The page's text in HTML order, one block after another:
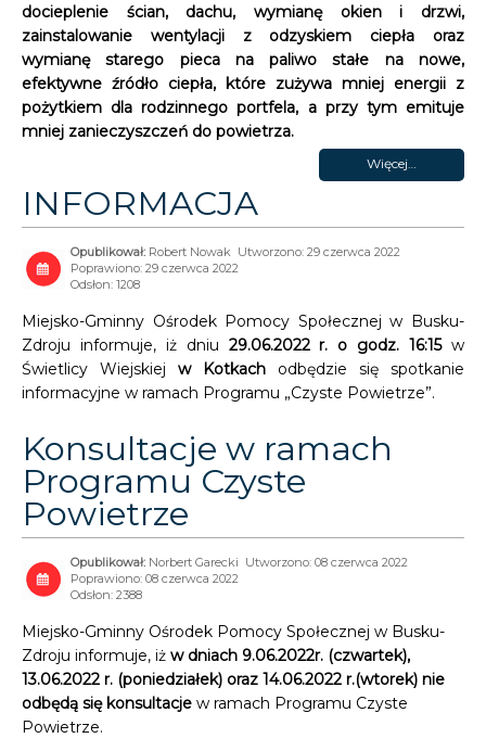
docieplenie ścian, dachu, wymianę okien i drzwi,
zainstalowanie wentylacji z odzyskiem ciepła oraz
wymianę starego pieca na paliwo stałe na nowe,
efektywne źródło ciepła, które zużywa mniej energii z
pożytkiem dla rodzinnego portfela, a przy tym emituje
mniej zanieczyszczeń do powietrza.
Więcej…
INFORMACJA
Robert Nowak Utworzono: 29 czerwca 2022
Poprawiono: 29 czerwca 2022
Odsłon: 1208
Miejsko-Gminny Ośrodek Pomocy Społecznej w Busku-
Zdroju informuje, iż dniu 29.06.2022 r. o godz. 16:15w
Świetlicy Wiejskiej w Kotkach odbędzie się spotkanie
informacyjne w ramach Programu „Czyste Powietrze”.
Konsultacje w ramach
Programu Czyste
Powietrze
Norbert Garecki Utworzono: 08 czerwca 2022
Poprawiono: 08 czerwca 2022
Odsłon: 2388
Miejsko-Gminny Ośrodek Pomocy Społecznej w Busku-
Zdroju informuje, iż w dniach 9.06.2022r. (czwartek),
13.06.2022 r. (poniedziałek) oraz 14.06.2022 r.(wtorek) nie
odbędą się konsultacje w ramach Programu Czyste
Powietrze.